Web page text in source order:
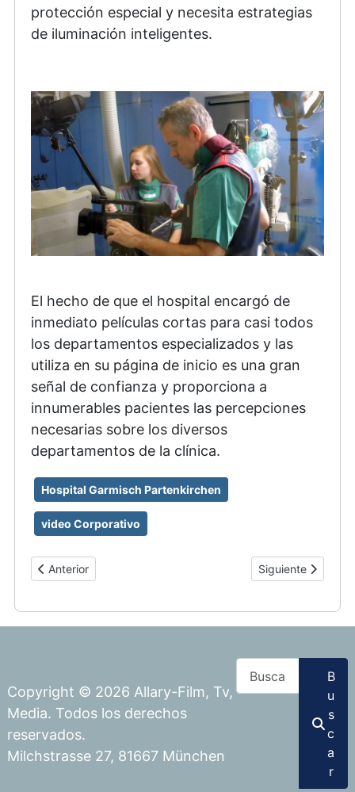
protección especial y necesita estrategias
de iluminación inteligentes.
El hecho de que el hospital encargó de
inmediato películas cortas para casi todos
los departamentos especializados y las
utiliza en su página de inicio es una gran
señal de confianza y proporciona a
innumerables pacientes las percepciones
necesarias sobre los diversos
departamentos de la clínica.
Hospital Garmisch Partenkirchen
video Corporativo
Artículo anterior: Lego Mindstorms
Anterior Artículo siguiente:
Siguiente
Copyright © 2026 Allary-Film, Tv,
Media. Todos los derechos
reservados.
Milchstrasse 27, 81667 München
Buscar
B
u
s
c
a
r